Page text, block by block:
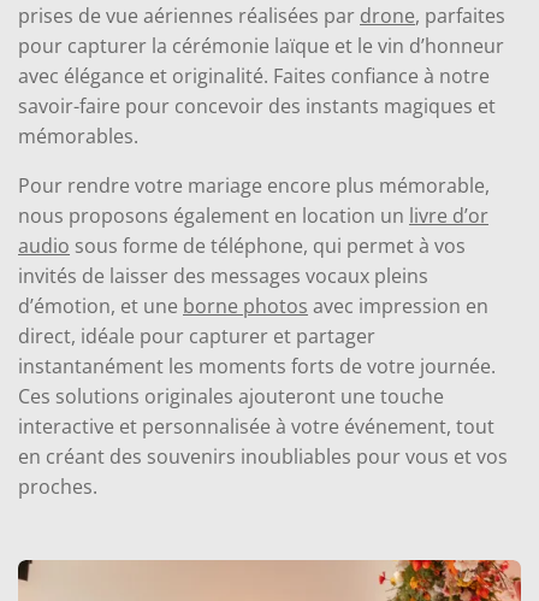
prises de vue aériennes réalisées par drone, parfaites
pour capturer la cérémonie laïque et le vin d’honneur
avec élégance et originalité. Faites confiance à notre
savoir-faire pour concevoir des instants magiques et
mémorables.
Pour rendre votre mariage encore plus mémorable,
nous proposons également en location un livre d’or
audio sous forme de téléphone, qui permet à vos
invités de laisser des messages vocaux pleins
d’émotion, et une borne photos avec impression en
direct, idéale pour capturer et partager
instantanément les moments forts de votre journée.
Ces solutions originales ajouteront une touche
interactive et personnalisée à votre événement, tout
en créant des souvenirs inoubliables pour vous et vos
proches.